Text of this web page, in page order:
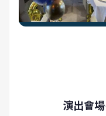
演出會